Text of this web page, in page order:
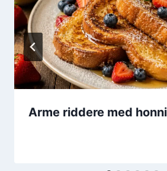
Arme riddere med